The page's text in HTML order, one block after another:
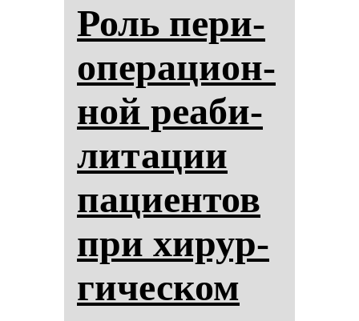
Роль пе­ри­
опе­ра­ци­он­
ной ре­аби­
ли­та­ции
па­ци­ен­тов
при хи­рур­
ги­чес­ком